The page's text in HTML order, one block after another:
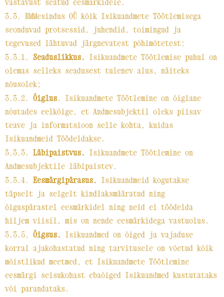
vastavust seatud eesmärkidele.
3.3. RMMesindus OÜ kõik Isikuandmete Töötlemisega
seonduvad protsessid, juhendid, toimingud ja
tegevused lähtuvad järgnevatest põhimõtetest:
3.3.1. Seaduslikkus. Isikuandmete Töötlemise puhul on
olemas selleks seadusest tulenev alus, näiteks
nõusolek;
3.3.2. Õiglus. Isikuandmete Töötlemine on õiglane
nõutades eelkõige, et Andmesubjektil oleks piisav
teave ja informatsioon selle kohta, kuidas
Isikuandmeid Töödeldakse.
3.3.3. Läbipaistvus. Isikuandmete Töötlemine on
Andmesubjektile läbipaistev.
3.3.4. Eesmärgipärasus. Isikuandmeid kogutakse
täpselt ja selgelt kindlaksmääratud ning
õiguspärastel eesmärkidel ning neid ei töödelda
hiljem viisil, mis on nende eesmärkidega vastuolus.
3.3.5. Õigsus. Isikuandmed on õiged ja vajaduse
korral ajakohastatud ning tarvitusele on võetud kõik
mõistlikud meetmed, et Isikuandmete Töötlemine
eesmärgi seisukohast ebaõiged Isikuandmed kustutataks
või parandataks.